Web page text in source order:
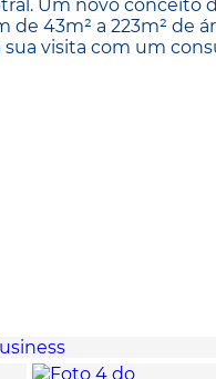
Um novo conceito
43m² a 223m² de
sua visita com um